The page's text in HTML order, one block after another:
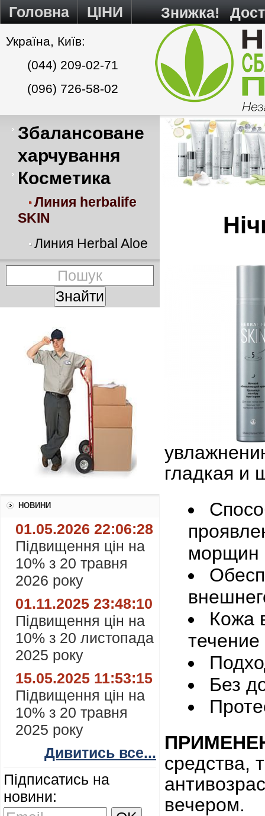
Головна ЦІНИ Знижка!
Україна, Київ:
(044) 209-02-71
(096) 726-58-02
Збалансоване
харчування
Косметика
Линия herbalife
SKIN
Линия Herbal Aloe
НОВИНИ
01.05.2026 22:06:28
Підвищення цін на
10% з 20 травня
2026 року
01.11.2025 23:48:10
Підвищення цін на
10% з 20 листопада
2025 року
15.05.2025 11:53:15
Підвищення цін на
10% з 20 травня
2025 року
Дивитись все...
Підписатись на
новини:
гладкая и
морщин
Кожа
Без
средства,
вечером.